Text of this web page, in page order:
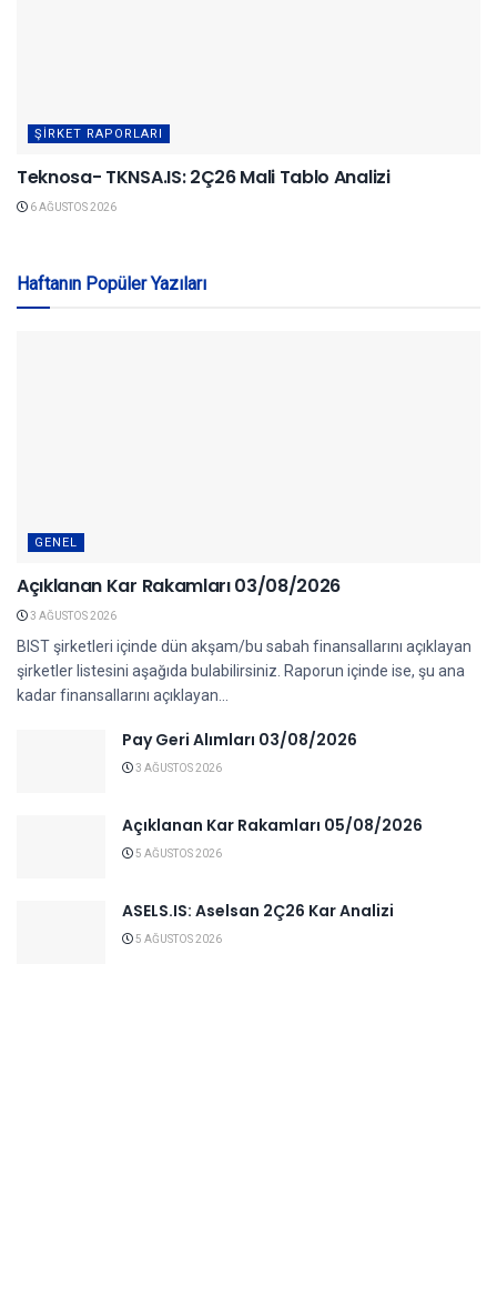
ŞIRKET RAPORLARI
Teknosa- TKNSA.IS: 2Ç26 Mali Tablo Analizi
6 AĞUSTOS 2026
Haftanın Popüler Yazıları
GENEL
Açıklanan Kar Rakamları 03/08/2026
3 AĞUSTOS 2026
BIST şirketleri içinde dün akşam/bu sabah finansallarını açıklayan
şirketler listesini aşağıda bulabilirsiniz. Raporun içinde ise, şu ana
kadar finansallarını açıklayan...
Pay Geri Alımları 03/08/2026
3 AĞUSTOS 2026
Açıklanan Kar Rakamları 05/08/2026
5 AĞUSTOS 2026
ASELS.IS: Aselsan 2Ç26 Kar Analizi
5 AĞUSTOS 2026